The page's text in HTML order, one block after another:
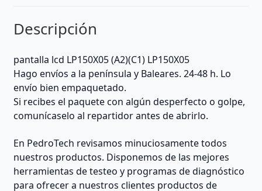
Descripción
pantalla lcd LP150X05 (A2)(C1) LP150X05
Hago envíos a la península y Baleares. 24-48 h. Lo
envío bien empaquetado.
Si recibes el paquete con algún desperfecto o golpe,
comunícaselo al repartidor antes de abrirlo.
En PedroTech revisamos minuciosamente todos
nuestros productos. Disponemos de las mejores
herramientas de testeo y programas de diagnóstico
para ofrecer a nuestros clientes productos de